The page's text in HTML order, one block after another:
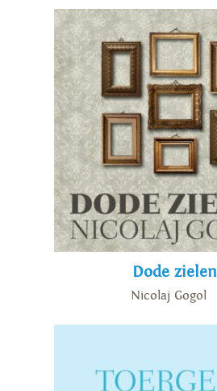
Dode zielen
Nicolaj Gogol